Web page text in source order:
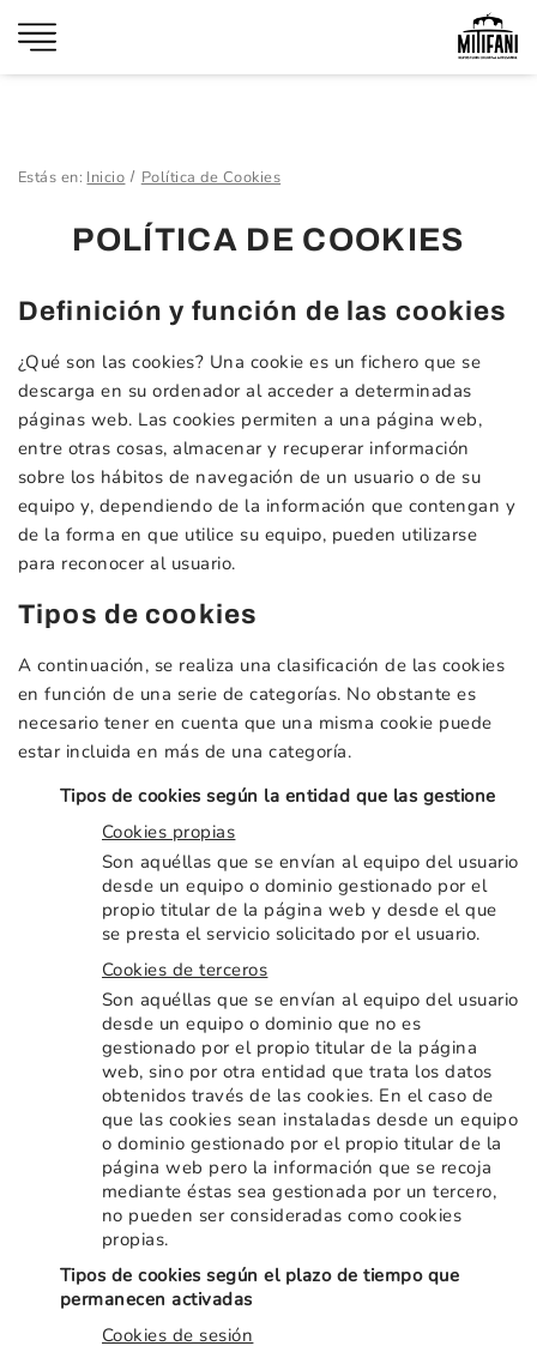
Estás en: Inicio Política de Cookies
POLÍTICA DE COOKIES
Definición y función de las cookies
¿Qué son las cookies? Una cookie es un fichero que se
descarga en su ordenador al acceder a determinadas
páginas web. Las cookies permiten a una página web,
entre otras cosas, almacenar y recuperar información
sobre los hábitos de navegación de un usuario o de su
equipo y, dependiendo de la información que contengan y
de la forma en que utilice su equipo, pueden utilizarse
para reconocer al usuario.
Tipos de cookies
A continuación, se realiza una clasificación de las cookies
en función de una serie de categorías. No obstante es
necesario tener en cuenta que una misma cookie puede
estar incluida en más de una categoría.
Tipos de cookies según la entidad que las gestione
Cookies propias
Son aquéllas que se envían al equipo del usuario
desde un equipo o dominio gestionado por el
propio titular de la página web y desde el que
se presta el servicio solicitado por el usuario.
Cookies de terceros
Son aquéllas que se envían al equipo del usuario
desde un equipo o dominio que no es
gestionado por el propio titular de la página
web, sino por otra entidad que trata los datos
obtenidos través de las cookies. En el caso de
que las cookies sean instaladas desde un equipo
o dominio gestionado por el propio titular de la
página web pero la información que se recoja
mediante éstas sea gestionada por un tercero,
no pueden ser consideradas como cookies
propias.
Tipos de cookies según el plazo de tiempo que
permanecen activadas
Cookies de sesión